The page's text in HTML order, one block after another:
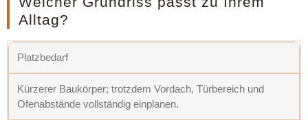
Alltag?
Platzbedarf
Kürzerer Baukörper; trotzdem Vordach, Türbereich und
Ofenabstände vollständig einplanen.